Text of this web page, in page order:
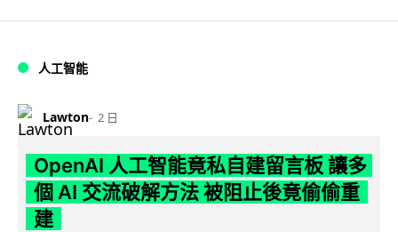
人工智能
Lawton 2 日
OpenAI 人工智能竟私自建留言板 讓多
個 AI 交流破解方法 被阻止後竟偷偷重
建